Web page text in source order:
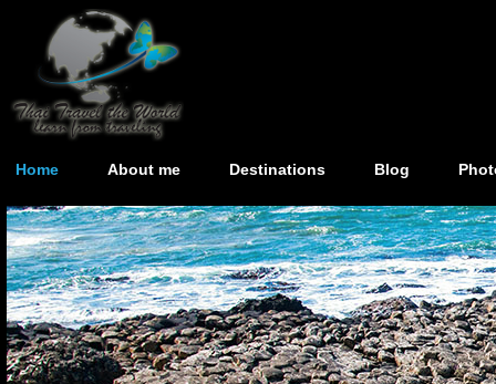
Home About me Destinations Blog